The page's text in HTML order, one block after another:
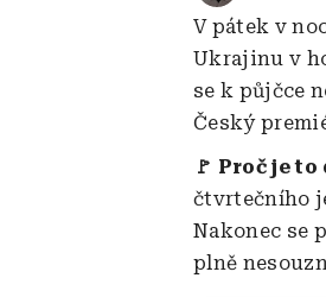
V pátek v
Ukrajinu v
se k půjčce
Český
🚩 Proč je
čtvrtečního
Nakonec se
plně